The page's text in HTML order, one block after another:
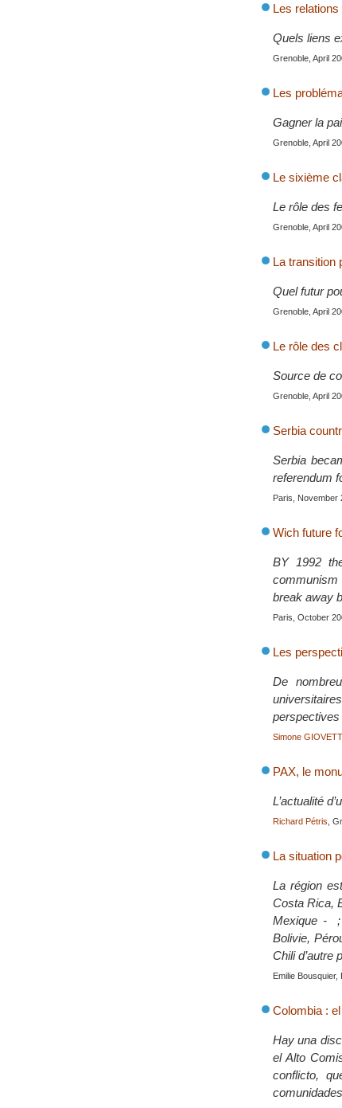
Les relations
Quels liens
Grenoble, April
Les
Gagner la
Grenoble, April
Le sixième
Le rôle des
Grenoble, April
La transition
Quel futur
Grenoble, April
Le rôle des
Source de
Grenoble, April
Serbia
Serbia
referendum
Paris, November
Wich future
BY 1992
break away
Paris, October
Les
De
Simone
PAX, le
L’actualité
Richard Pétris ,
La situation
La région
Costa Rica,
Mexique - ;
Bolivie,
Chili d’autre
Emilie Bousquier,
Colombia :
Hay una
el Alto
conflicto,